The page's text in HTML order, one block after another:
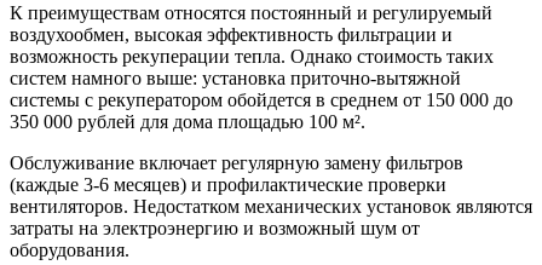
К преимуществам относятся постоянный и регулируемый
воздухообмен, высокая эффективность фильтрации и
возможность рекуперации тепла. Однако стоимость таких
систем намного выше: установка приточно-вытяжной
системы с рекуператором обойдется в среднем от 150 000 до
350 000 рублей для дома площадью 100 м².
Обслуживание включает регулярную замену фильтров
(каждые 3-6 месяцев) и профилактические проверки
вентиляторов. Недостатком механических установок являются
затраты на электроэнергию и возможный шум от
оборудования.